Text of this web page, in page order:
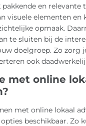
en relevante
visuele elementen en
opmaak.
te sluiten bij de
doelgroep. Zo zorg
ook
met online
met online lokaal
beschikbaar. Zo